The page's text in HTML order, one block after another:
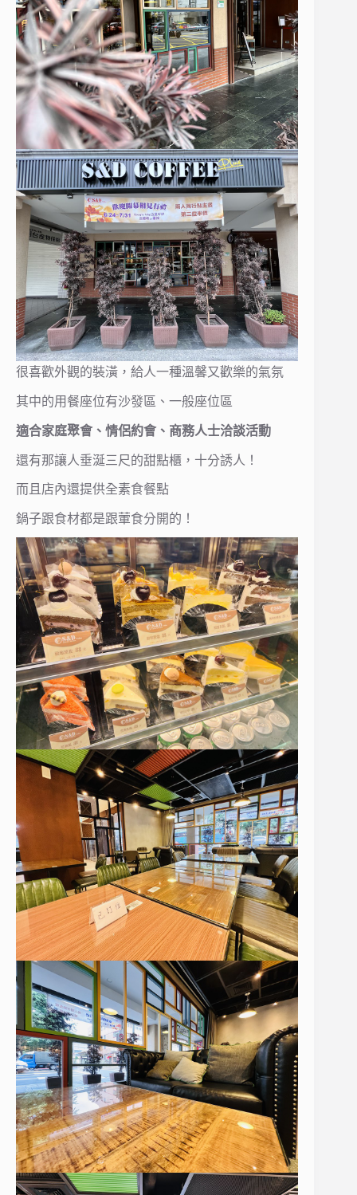
很喜歡外觀的裝潢，給人一種溫馨又歡樂的氣氛
其中的用餐座位有沙發區、一般座位區
適合家庭聚會、情侶約會、商務人士洽談活動
還有那讓人垂涎三尺的甜點櫃，十分誘人！
而且店內還提供全素食餐點
鍋子跟食材都是跟葷食分開的！